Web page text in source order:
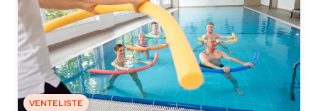
VENTELISTE